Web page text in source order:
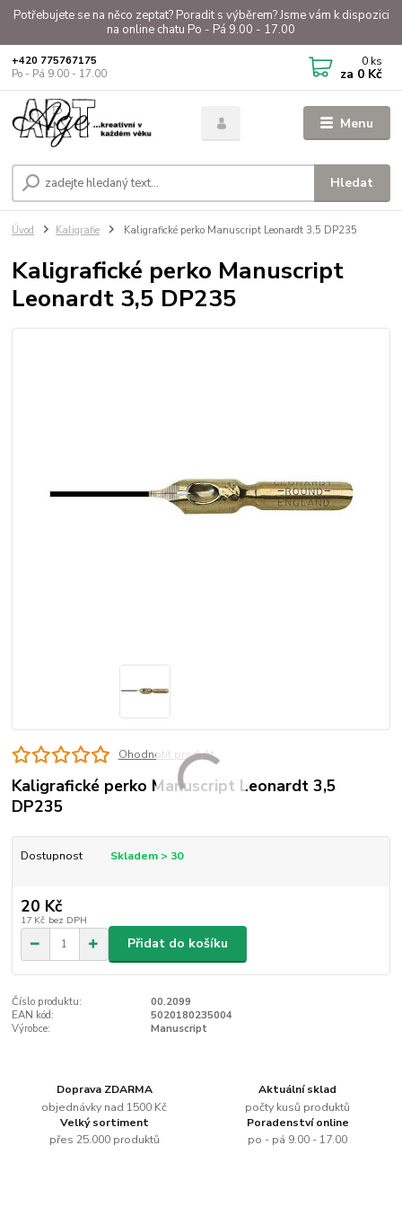
Potřebujete se na něco zeptat? Poradit s výběrem? Jsme vám k dispozici
na online chatu Po - Pá 9.00 - 17.00
Menu
Hledat
+420 775767175
Po - Pá 9.00 - 17.00
0 ks
za 0 Kč
Úvod Kaligrafie Kaligrafické perko Manuscript Leonardt 3,5 DP235
Kaligrafické perko Manuscript
Leonardt 3,5 DP235
Ohodnotit produkt
Kaligrafické perko Manuscript Leonardt 3,5
DP235
Dostupnost Skladem > 30
20 Kč
17 Kč bez DPH
Přidat do košíku
Číslo produktu:
00.2099
EAN kód:
5020180235004
Výrobce:
Manuscript
Doprava ZDARMA
objednávky nad 1500 Kč
Aktuální sklad
počty kusů produktů
Velký sortiment
přes 25.000 produktů
Poradenství online
po - pá 9.00 - 17.00